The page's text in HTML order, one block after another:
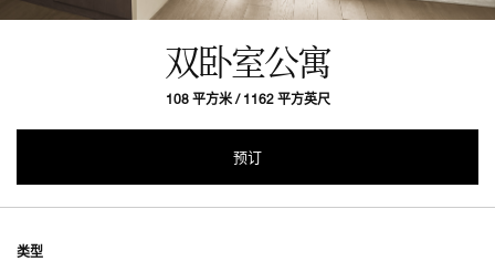
双卧室公寓
108 平方米 / 1162 平方英尺
预订
类型